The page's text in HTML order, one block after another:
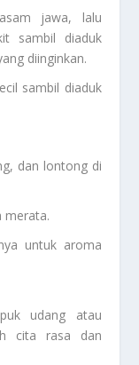
jawa, lalu
sambil diaduk
diinginkan.
sambil diaduk
dan lontong di
merata.
untuk aroma
udang atau
cita rasa dan